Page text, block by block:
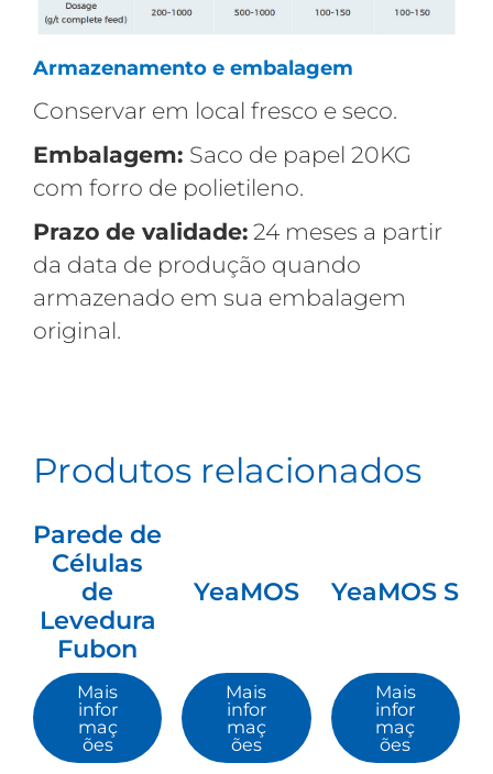
Armazenamento e embalagem
Conservar em local fresco e seco.
Embalagem: Saco de papel 20KG
com forro de polietileno.
Prazo de validade:24 meses a partir
da data de produção quando
armazenado em sua embalagem
original.
Produtos relacionados
Parede de
Células
de
Levedura
Fubon
Mais
infor
maç
ões
YeaMOS
Mais
infor
maç
ões
YeaMOS S
Mais
infor
maç
ões